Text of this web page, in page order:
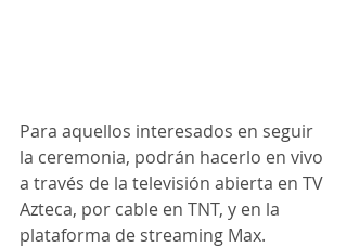
Para aquellos interesados en seguir
la ceremonia, podrán hacerlo en vivo
a través de la televisión abierta en TV
Azteca, por cable en TNT, y en la
plataforma de streaming Max.